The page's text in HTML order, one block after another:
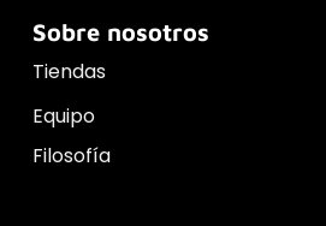
Sobre nosotros
Tiendas
Equipo
Filosofía